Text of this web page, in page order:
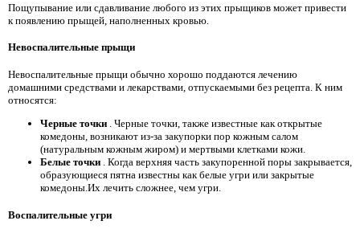
Пощупывание или сдавливание любого из этих прыщиков может привести
к появлению прыщей, наполненных кровью.
Невоспалительные прыщи
Невоспалительные прыщи обычно хорошо поддаются лечению
домашними средствами и лекарствами, отпускаемыми без рецепта. К ним
относятся:
Черные точки . Черные точки, также известные как открытые
комедоны, возникают из-за закупорки пор кожным салом
(натуральным кожным жиром) и мертвыми клетками кожи.
Белые точки . Когда верхняя часть закупоренной поры закрывается,
образующиеся пятна известны как белые угри или закрытые
комедоны.Их лечить сложнее, чем угри.
Воспалительные угри